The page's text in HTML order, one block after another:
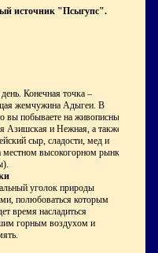
источник "Псыгупс".
Конечная точка –
жемчужина Адыгеи. В
вы побываете на живописных
Азишская и Нежная, а также
сыр, сладости, мед и
высокогорном рынке.
уголок природы
полюбоваться которым
время насладиться
горным воздухом и